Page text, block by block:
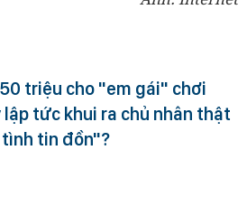
triệu cho "em gái" chơi
tức khui ra chủ nhân thật
tin đồn"?